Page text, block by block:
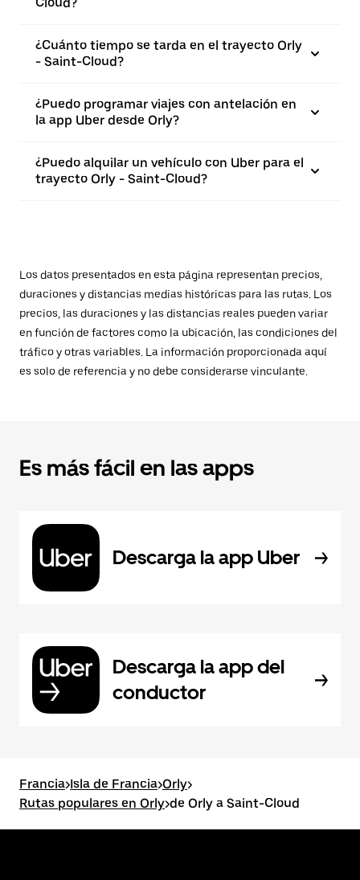
¿Cuánto tiempo se tarda en el trayecto Orly
- Saint-Cloud?
¿Puedo programar viajes con antelación en
la app Uber desde Orly?
¿Puedo alquilar un vehículo con Uber para el
trayecto Orly - Saint-Cloud?
Los datos presentados en esta página representan precios,
duraciones y distancias medias históricas para las rutas. Los
precios, las duraciones y las distancias reales pueden variar
en función de factores como la ubicación, las condiciones del
tráfico y otras variables. La información proporcionada aquí
es solo de referencia y no debe considerarse vinculante.
Es más fácil en las apps
Descarga la app Uber
Descarga la app del
conductor
Francia>Isla de Francia>Orly>
Rutas populares en Orly>de Orly a Saint-Cloud